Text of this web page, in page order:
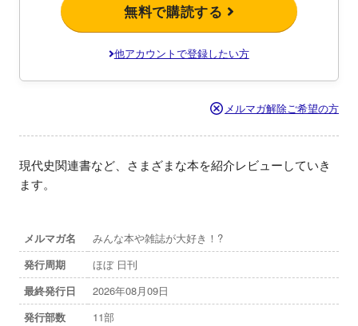
無料で購読する
他アカウントで登録したい方
メルマガ解除ご希望の方
現代史関連書など、さまざまな本を紹介レビューしていき
ます。
メルマガ名
みんな本や雑誌が大好き！?
発行周期
ほぼ 日刊
最終発行日
2026年08月09日
発行部数
11部